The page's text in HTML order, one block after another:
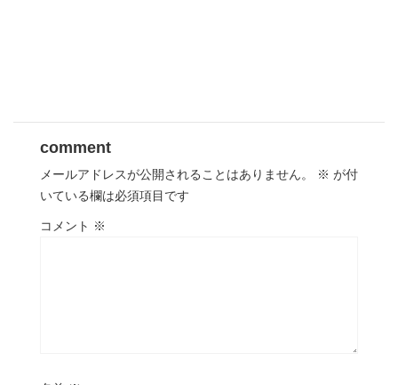
comment
メールアドレスが公開されることはありません。 ※ が付
いている欄は必須項目です
コメント ※